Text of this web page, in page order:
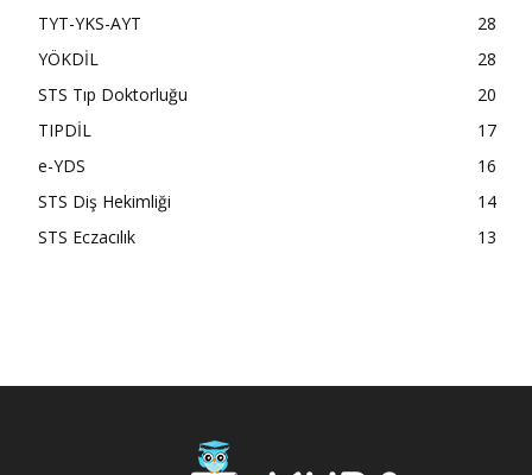
TYT-YKS-AYT
28
YÖKDİL
28
STS Tıp Doktorluğu
20
TIPDİL
17
e-YDS
16
STS Diş Hekimliği
14
STS Eczacılık
13